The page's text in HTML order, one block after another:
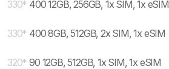
330* 400 12GB, 256GB, 1x SIM, 1x eSIM
330* 400 8GB, 512GB, 2x SIM, 1x eSIM
320* 90 12GB, 512GB, 1x SIM, 1x eSIM